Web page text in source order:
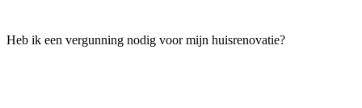
Heb ik een vergunning nodig voor mijn huisrenovatie?